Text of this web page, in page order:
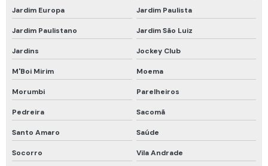
Respirador facial inteira
Respirador motorizado drager
Respirador motorizado epi
Respirador purificador de ar motorizado
Respirador semi facial com cartucho
Respirador semi facial com filtro
Respirador semi facial com filtro químico
Respirador semi facial para vapores orgânicos
Jardim Europa Jardim Paulista
Jardim Paulistano Jardim São Luiz
Jardins Jockey Club
M'Boi Mirim Moema
Morumbi Parelheiros
Pedreira Sacomã
Santo Amaro Saúde
Socorro Vila Andrade